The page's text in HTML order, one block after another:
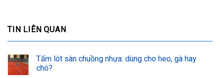
TIN LIÊN QUAN
Tấm lót sàn chuồng nhựa: dùng cho heo, gà hay
chó?